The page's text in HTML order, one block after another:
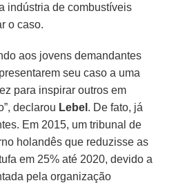
indústria de combustíveis
o caso.
aos jovens demandantes
seu caso a uma
para inspirar outros em
declarou Lebel . De fato, já
Em 2015, um tribunal de
holandês que reduzisse as
em 25% até 2020, devido a
pela organização